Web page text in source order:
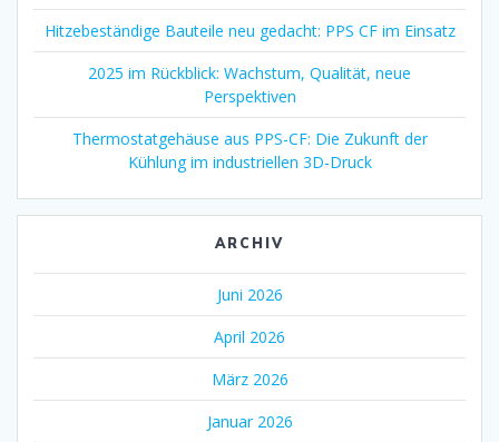
Hitzebeständige Bauteile neu gedacht: PPS CF im Einsatz
2025 im Rückblick: Wachstum, Qualität, neue
Perspektiven
Thermostatgehäuse aus PPS-CF: Die Zukunft der
Kühlung im industriellen 3D-Druck
ARCHIV
Juni 2026
April 2026
März 2026
Januar 2026